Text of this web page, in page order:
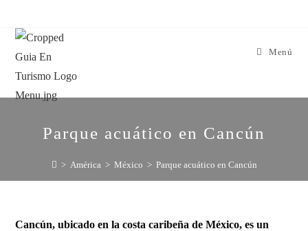
Menú
Parque acuático en Cancún
> América > México > Parque acuático en Cancún
Cancún, ubicado en la costa caribeña de México, es un